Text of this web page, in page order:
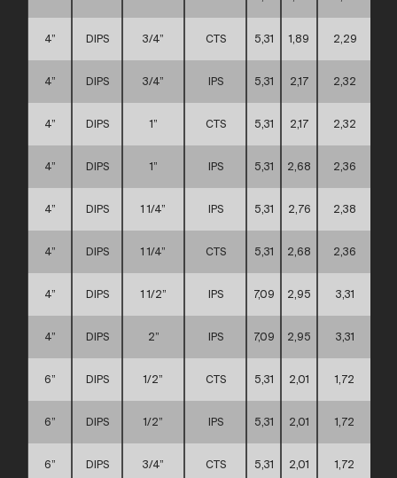
4” DIPS 3/4” CTS 5,31 1,89 2,29
4” DIPS 3/4” IPS 5,31 2,17 2,32
4” DIPS 1” CTS 5,31 2,17 2,32
4” DIPS 1” IPS 5,31 2,68 2,36
4” DIPS 1 1/4” IPS 5,31 2,76 2,38
4” DIPS 1 1/4” CTS 5,31 2,68 2,36
4” DIPS 1 1/2” IPS 7,09 2,95 3,31
4” DIPS 2” IPS 7,09 2,95 3,31
6” DIPS 1/2” CTS 5,31 2,01 1,72
6” DIPS 1/2” IPS 5,31 2,01 1,72
6” DIPS 3/4” CTS 5,31 2,01 1,72